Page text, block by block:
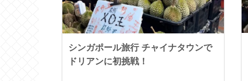
シンガポール旅行 チャイナタウンで
ドリアンに初挑戦！